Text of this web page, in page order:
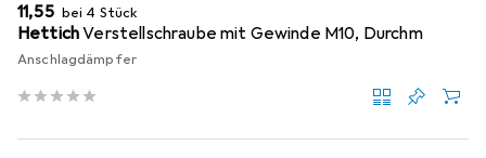
EUR
11,55 bei 4 Stück
HettichVerstellschraube mit Gewinde M10, Durchm
Anschlagdämpfer